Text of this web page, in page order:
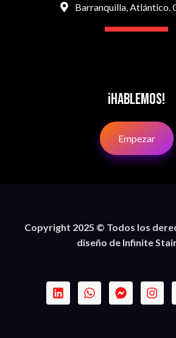
Barranquilla, Atlántico.
¡Hablemos!
Empezar
Copyright 2025 © Todos los
diseño de Infinite